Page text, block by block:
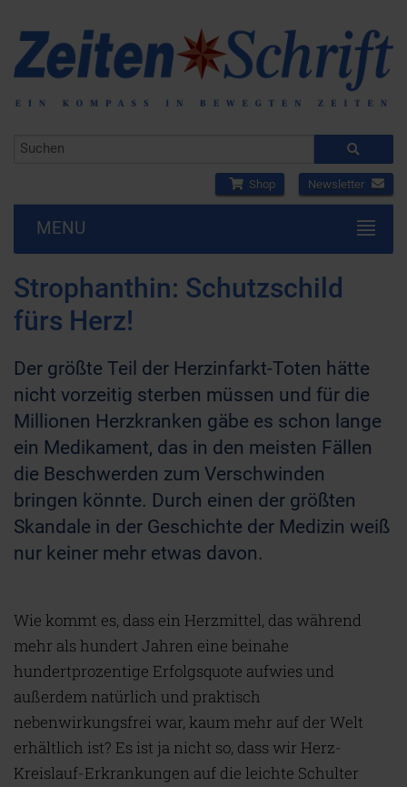
Shop Newsletter
MENU
Strophanthin: Schutzschild
fürs Herz!
Der größte Teil der Herzinfarkt-Toten hätte
nicht vorzeitig sterben müssen und für die
Millionen Herzkranken gäbe es schon lange
ein Medikament, das in den meisten Fällen
die Beschwerden zum Verschwinden
bringen könnte. Durch einen der größten
Skandale in der Geschichte der Medizin weiß
nur keiner mehr etwas davon.
Wie kommt es, dass ein Herzmittel, das während
mehr als hundert Jahren eine beinahe
hundertprozentige Erfolgsquote aufwies und
außerdem natürlich und praktisch
nebenwirkungsfrei war, kaum mehr auf der Welt
erhältlich ist? Es ist ja nicht so, dass wir Herz-
Kreislauf-Erkrankungen auf die leichte Schulter